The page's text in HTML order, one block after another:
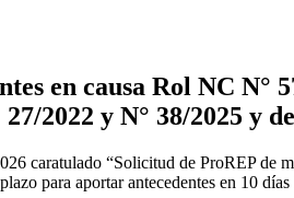
en causa Rol NC N°
2022 y N° 38/2025 y
caratulado “Solicitud de ProREP de
para aportar antecedentes en 10